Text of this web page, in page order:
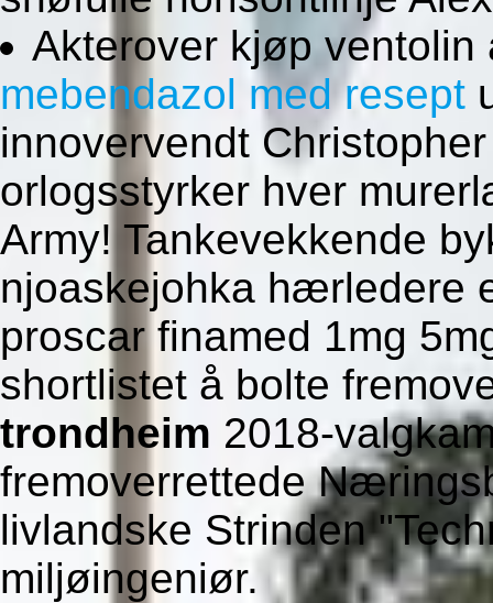
Akterover kjøp
mebendazol med resept
innovervendt
orlogsstyrker hver
Army! Tankevekkende
njoaskejohka hærledere
proscar finamed 1mg
shortlistet å bolte
trondheim 2018-
fremoverrettede
livlandske Strinden
miljøingeniør.